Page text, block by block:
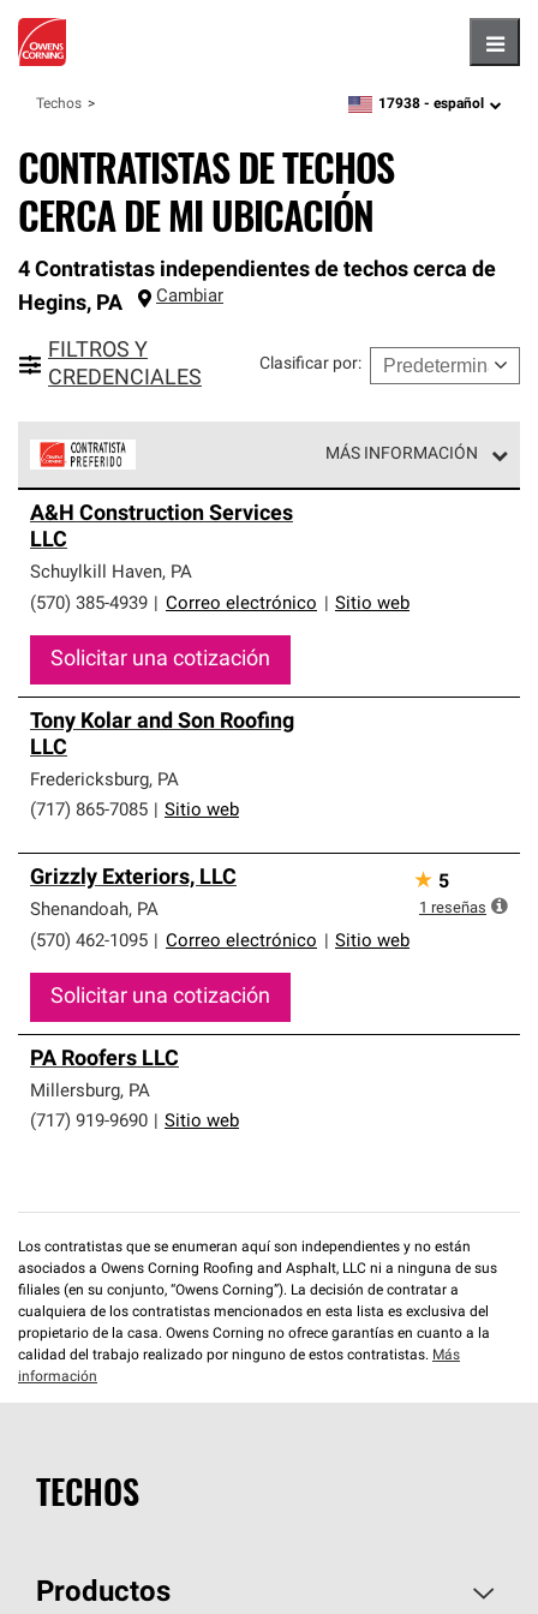
Techos zipcode,language
17938 - español
CONTRATISTAS DE TECHOS
CERCA DE MI UBICACIÓN
4 Contratistas independientes de techos cerca de
Hegins, PA Cambiar
FILTROS Y
CREDENCIALES
Clasificar por:
MÁS INFORMACIÓN
parte de una red exclusiva de profesionales de techos
que cumplen con altos estándares y requisitos estrictos
de profesionalismo y confiabilidad.
A&H Construction Services
LLC
Schuylkill Haven, PA
(570) 385-4939
Correo electrónico Sitio web
Solicitar una cotización
Tony Kolar and Son Roofing
LLC
Fredericksburg, PA
(717) 865-7085
Sitio web
Grizzly Exteriors, LLC
Shenandoah, PA
(570) 462-1095
Correo electrónico Sitio web
Solicitar una cotización
★ 5
1 reseñas
PA Roofers LLC
Millersburg, PA
(717) 919-9690
Sitio web
Los contratistas que se enumeran aquí son independientes y no están
asociados a Owens Corning Roofing and Asphalt, LLC ni a ninguna de sus
filiales (en su conjunto, “Owens Corning”). La decisión de contratar a
cualquiera de los contratistas mencionados en esta lista es exclusiva del
propietario de la casa. Owens Corning no ofrece garantías en cuanto a la
calidad del trabajo realizado por ninguno de estos contratistas. Más
información
TECHOS
Productos